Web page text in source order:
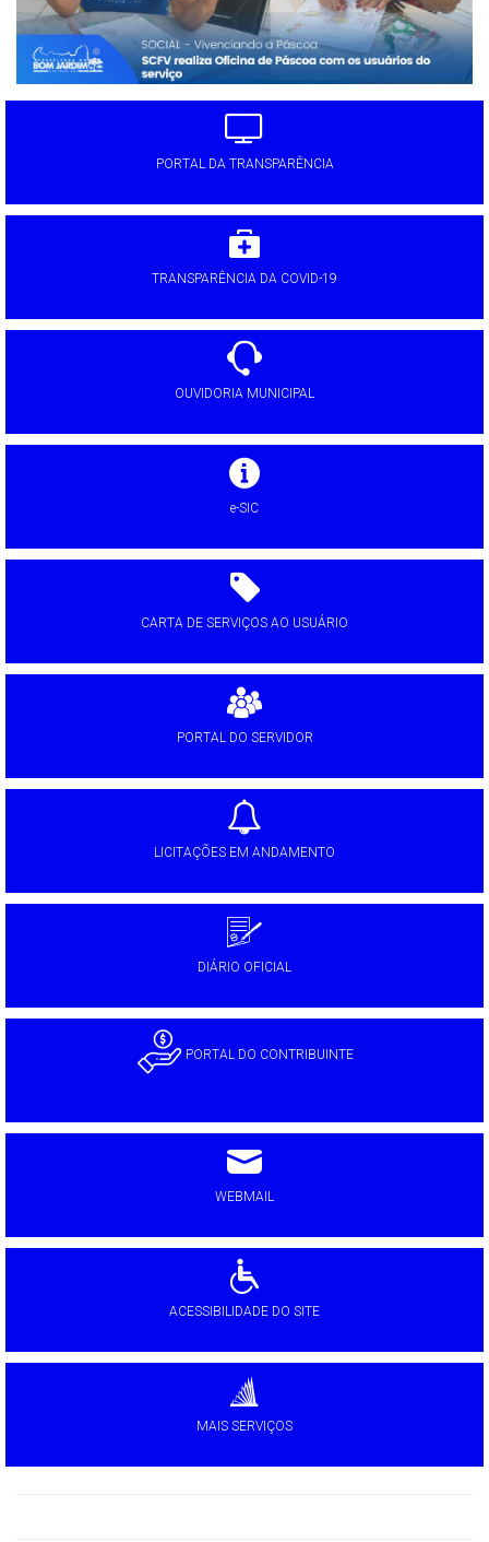
PORTAL DA TRANSPARÊNCIA
TRANSPARÊNCIA DA COVID-19
OUVIDORIA MUNICIPAL
e-SIC
CARTA DE SERVIÇOS AO USUÁRIO
PORTAL DO SERVIDOR
LICITAÇÕES EM ANDAMENTO
DIÁRIO OFICIAL
PORTAL DO CONTRIBUINTE
WEBMAIL
ACESSIBILIDADE DO SITE
MAIS SERVIÇOS